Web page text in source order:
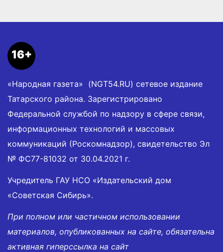
16+
«Народная газета» (NGT54.RU) сетевое издание
Татарского района. Зарегистрировано
Федеральной службой по надзору в сфере связи,
информационных технологий и массовых
коммуникаций (Роскомнадзор), свидетельство Эл
№ ФС77-81032 от 30.04.2021 г.
Учредитель ГАУ НСО «Издательский дом
«Советская Сибирь».
При полном или частичном использовании
материалов, опубликованных на сайте, обязательна
активная гиперссылка на сайт